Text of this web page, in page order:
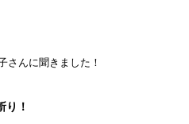
さんに聞きました！
り！